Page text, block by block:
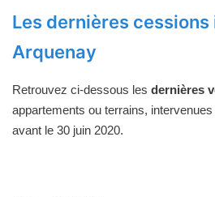
Les dernières
Arquenay
Retrouvez ci-dessous les dernières
appartements ou terrains,
avant le 30 juin 2020.